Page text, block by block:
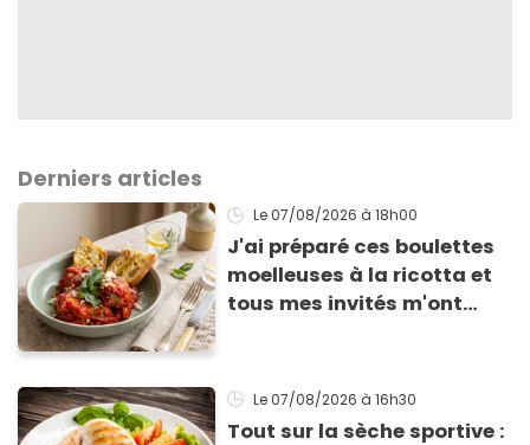
Derniers articles
Le 07/08/2026 à 18h00
J'ai préparé ces boulettes
moelleuses à la ricotta et
tous mes invités m'ont
Le 07/08/2026 à 16h30
Tout sur la sèche sportive :